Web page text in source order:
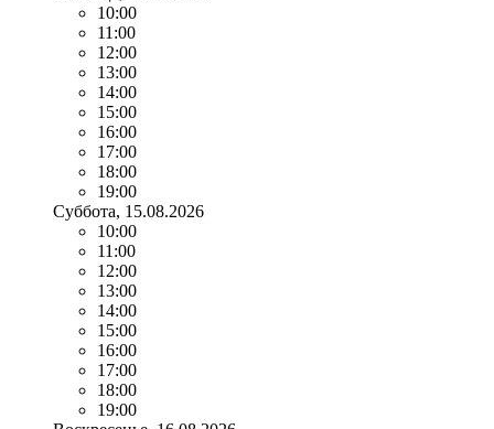
10:00
11:00
12:00
13:00
14:00
15:00
16:00
17:00
18:00
19:00
Суббота, 15.08.2026
10:00
11:00
12:00
13:00
14:00
15:00
16:00
17:00
18:00
19:00